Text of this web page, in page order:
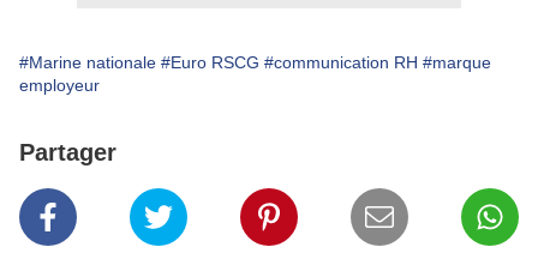
#Marine nationale #Euro RSCG #communication RH #marque
employeur
Partager